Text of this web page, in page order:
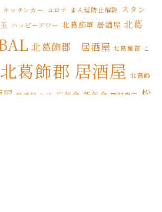
キッチンカー コロナ まん延防止解除 スタン
ハッピーアワー 北葛飾軍 居酒屋 北葛
北葛飾郡 居酒屋 北葛飾郡 こ
北葛飾郡 居酒屋 北葛飾
居酒屋 お米 忘年会 新年会 期間限定 松